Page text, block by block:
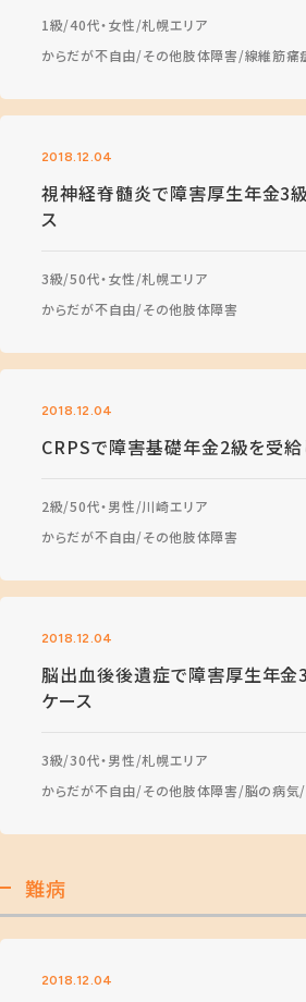
1級 40代・女性 札幌エリア
からだが不自由 その他肢体障害 線維筋痛
2018.12.04
視神経脊髄炎で障害厚生年金3
ス
3級 50代・女性 札幌エリア
からだが不自由 その他肢体障害
2018.12.04
CRPSで障害基礎年金2級を受給
2級 50代・男性 川崎エリア
からだが不自由 その他肢体障害
2018.12.04
脳出血後後遺症で障害厚生年金
ケース
3級 30代・男性 札幌エリア
からだが不自由 その他肢体障害 脳の病気
難病
2018.12.04